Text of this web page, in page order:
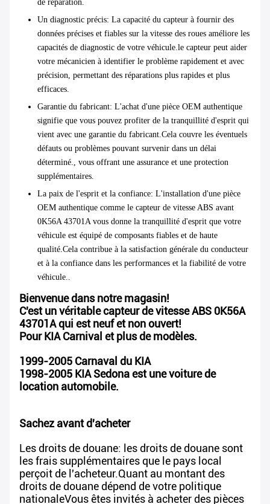
de réparation.
Un diagnostic précis: La capacité du capteur à fournir des
données précises et fiables sur la vitesse des roues améliore les
capacités de diagnostic de votre véhicule.le capteur peut aider
votre mécanicien à identifier le problème rapidement et avec
précision, permettant des réparations plus rapides et plus
efficaces.
Garantie du fabricant: L'achat d'une pièce OEM authentique
signifie que vous pouvez profiter de la tranquillité d'esprit qui
vient avec une garantie du fabricant.Cela couvre les éventuels
défauts ou problèmes pouvant survenir dans un délai
déterminé., vous offrant une assurance et une protection
supplémentaires.
La paix de l'esprit et la confiance: L'installation d'une pièce
OEM authentique comme le capteur de vitesse ABS avant
0K56A 43701A vous donne la tranquillité d'esprit que votre
véhicule est équipé de composants fiables et de haute
qualité.Cela contribue à la satisfaction générale du conducteur
et à la confiance dans les performances et la fiabilité de votre
véhicule..
Bienvenue dans notre magasin!
C'est un véritable capteur de vitesse ABS 0K56A
43701A qui est neuf et non ouvert!
Pour KIA Carnival et plus de modèles.
1999-2005 Carnaval du KIA
1998-2005 KIA Sedona est une voiture de
location automobile.
Sachez avant d'acheter
Les droits de douane: les droits de douane sont
les frais supplémentaires que le pays local
perçoit de l'acheteur.Quant au montant des
droits de douane dépend de votre politique
nationaleVous êtes invités à acheter des pièces